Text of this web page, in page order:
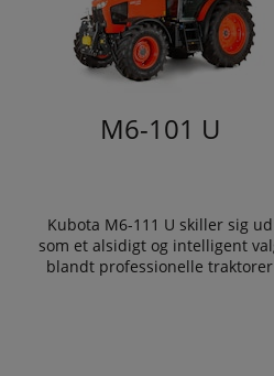
M6-101 U
Kubota M6-111 U skiller sig ud
som et alsidigt og intelligent
blandt professionelle traktorer